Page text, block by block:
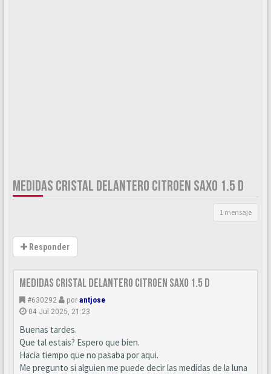
MEDIDAS CRISTAL DELANTERO CITROEN SAXO 1.5 D
1 mensaje
Responder
Medidas cristal delantero Citroen Saxo 1.5 D
#630292 porantjose
04 Jul 2025, 21:23
Buenas tardes.
Que tal estais? Espero que bien.
Hacia tiempo que no pasaba por aqui.
Me pregunto si alguien me puede decir las medidas de la luna